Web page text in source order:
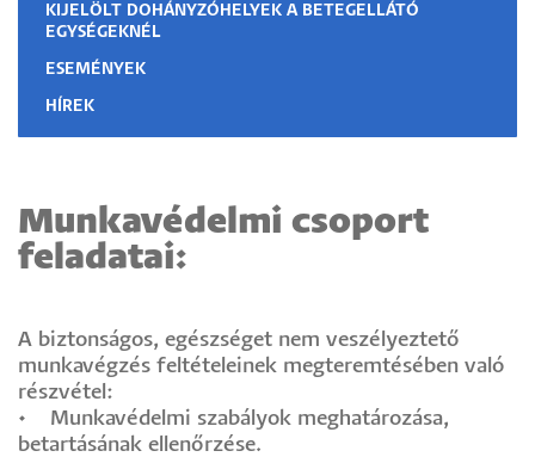
KIJELÖLT DOHÁNYZÓHELYEK A BETEGELLÁTÓ
EGYSÉGEKNÉL
ESEMÉNYEK
HÍREK
Munkavédelmi csoport
feladatai:
A biztonságos, egészséget nem veszélyeztető
munkavégzés feltételeinek megteremtésében való
részvétel:
• Munkavédelmi szabályok meghatározása,
betartásának ellenőrzése.